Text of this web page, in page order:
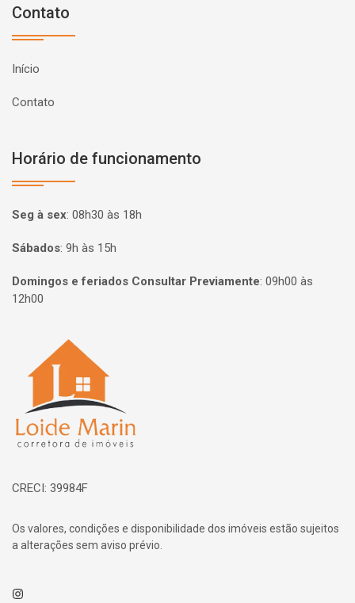
Contato
Início
Contato
Horário de funcionamento
Seg à sex: 08h30 às 18h
Sábados: 9h às 15h
Domingos e feriados Consultar Previamente: 09h00 às
12h00
Página inicial
CRECI: 39984F
Os valores, condições e disponibilidade dos imóveis estão sujeitos
a alterações sem aviso prévio.
Instagram